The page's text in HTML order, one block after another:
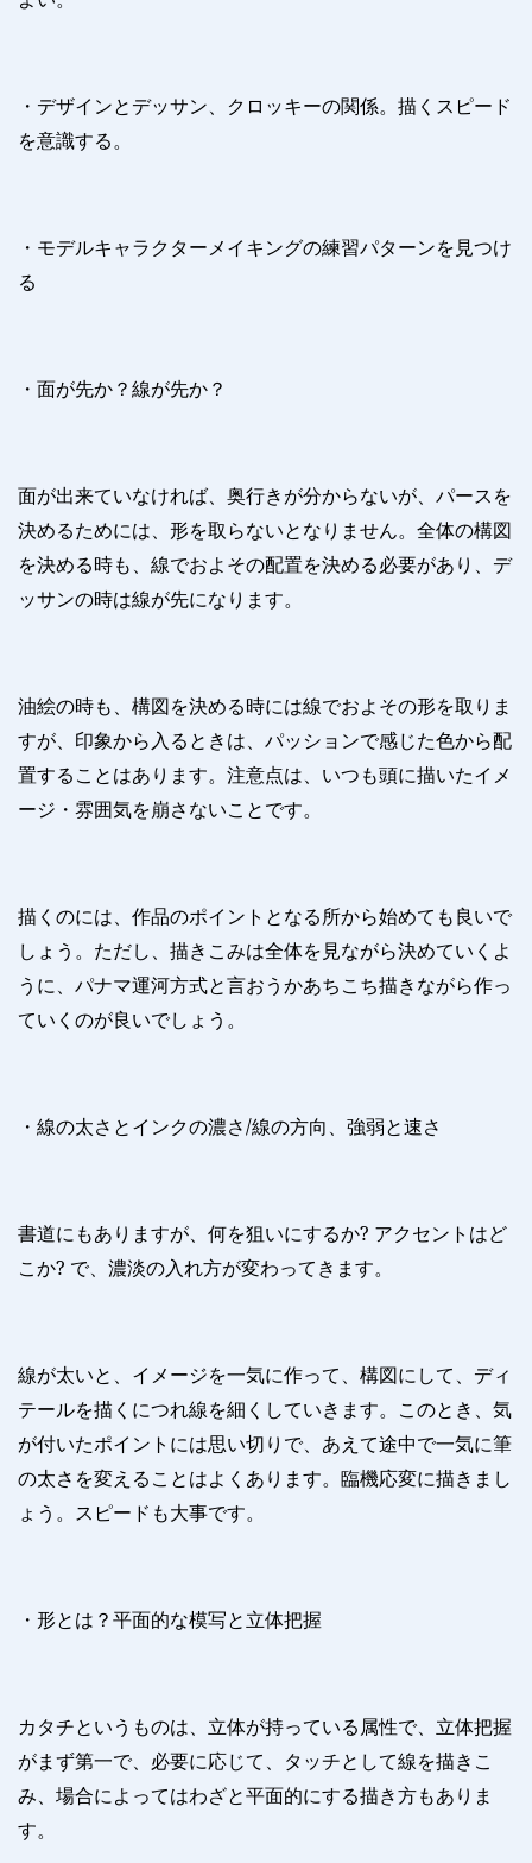
・デザインとデッサン、クロッキーの関係。描くスピード
を意識する。
・モデルキャラクターメイキングの練習パターンを見つけ
る
・面が先か？線が先か？
面が出来ていなければ、奥行きが分からないが、パースを
決めるためには、形を取らないとなりません。全体の構図
を決める時も、線でおよその配置を決める必要があり、デ
ッサンの時は線が先になります。
油絵の時も、構図を決める時には線でおよその形を取りま
すが、印象から入るときは、パッションで感じた色から配
置することはあります。注意点は、いつも頭に描いたイメ
ージ・雰囲気を崩さないことです。
描くのには、作品のポイントとなる所から始めても良いで
しょう。ただし、描きこみは全体を見ながら決めていくよ
うに、パナマ運河方式と言おうかあちこち描きながら作っ
ていくのが良いでしょう。
・線の太さとインクの濃さ/線の方向、強弱と速さ
書道にもありますが、何を狙いにするか? アクセントはど
こか? で、濃淡の入れ方が変わってきます。
線が太いと、イメージを一気に作って、構図にして、ディ
テールを描くにつれ線を細くしていきます。このとき、気
が付いたポイントには思い切りで、あえて途中で一気に筆
の太さを変えることはよくあります。臨機応変に描きまし
ょう。スピードも大事です。
・形とは？平面的な模写と立体把握
カタチというものは、立体が持っている属性で、立体把握
がまず第一で、必要に応じて、タッチとして線を描きこ
み、場合によってはわざと平面的にする描き方もありま
す。